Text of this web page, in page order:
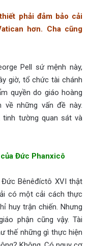
phải đảm bảo cải
hơn. Cha cũng
Pell sứ mệnh này,
giờ, tổ chức tài chánh
quyền do giáo hoàng
những vấn đề này.
tường quan sát và
Đức Phanxicô
Bênêđíctô XVI thật
có một cải cách thực
huy trận chiến. Nhưng
phận cũng vậy. Tài
thế những gì thực hiện